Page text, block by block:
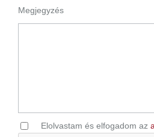
Megjegyzés
Elolvastam és elfogadom az